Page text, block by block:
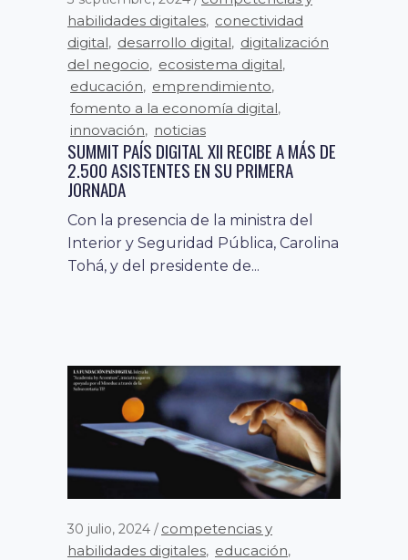
habilidades digitales, conectividad
digital, desarrollo digital, digitalización
del negocio, ecosistema digital,
educación, emprendimiento,
fomento a la economía digital,
innovación, noticias
SUMMIT PAÍS DIGITAL XII RECIBE A MÁS DE
2.500 ASISTENTES EN SU PRIMERA
JORNADA
Con la presencia de la ministra del
Interior y Seguridad Pública, Carolina
Tohá, y del presidente de...
30 julio, 2024
competencias y
habilidades digitales, educación,